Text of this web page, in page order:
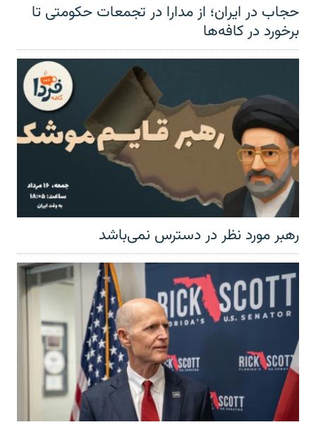
حجاب در ایران؛ از مدارا در تجمعات حکومتی تا
برخورد در کافه‌ها
رهبر مورد نظر در دسترس نمی‌باشد